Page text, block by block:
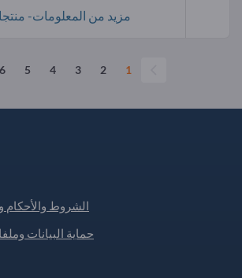
مزيد من المعلومات-
1
2
3
4
5
6
الشروط
حماية البيانات